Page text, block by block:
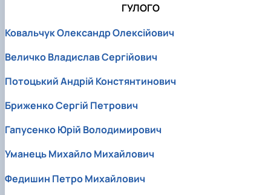
ГУЛОГО
Ковальчук Олександр Олексійович
Величко Владислав Сергійович
Потоцький Андрій Констянтинович
Бриженко Сергій Петрович
Гапусенко Юрій Володимирович
Уманець Михайло Михайлович
Федишин Петро Михайлович